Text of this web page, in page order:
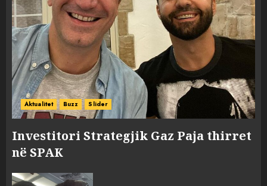
Aktualitet Buzz Slider
Investitori Strategjik Gaz Paja thirret
në SPAK